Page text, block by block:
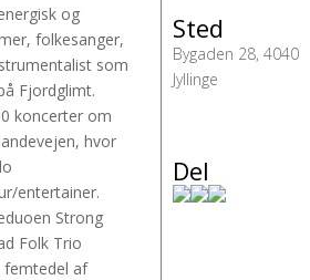
og
folkesanger,
som
Fjordglimt.
koncerter om
hvor
entertainer.
Strong
Folk Trio
femtedel af
Sted
Bygaden 28, 4040
Jyllinge
Del